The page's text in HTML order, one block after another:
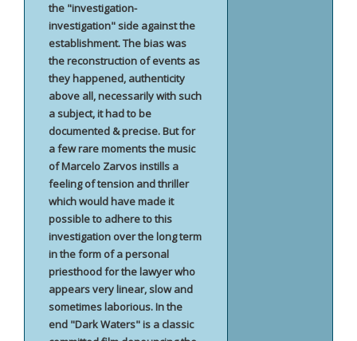
the "investigation-
investigation" side against the
establishment. The bias was
the reconstruction of events as
they happened, authenticity
above all, necessarily with such
a subject, it had to be
documented & precise. But for
a few rare moments the music
of Marcelo Zarvos instills a
feeling of tension and thriller
which would have made it
possible to adhere to this
investigation over the long term
in the form of a personal
priesthood for the lawyer who
appears very linear, slow and
sometimes laborious. In the
end "Dark Waters" is a classic